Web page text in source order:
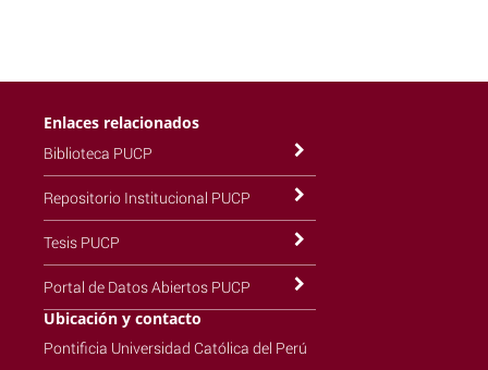
Enlaces relacionados
Biblioteca PUCP
Repositorio Institucional PUCP
Tesis PUCP
Portal de Datos Abiertos PUCP
Ubicación y contacto
Pontificia Universidad Católica del Perú